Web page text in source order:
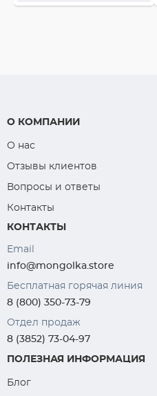
О КОМПАНИИ
О нас
Отзывы клиентов
Вопросы и ответы
Контакты
КОНТАКТЫ
Email
info@mongolka.store
Бесплатная горячая линия
8 (800) 350-73-79
Отдел продаж
8 (3852) 73-04-97
ПОЛЕЗНАЯ ИНФОРМАЦИЯ
Блог